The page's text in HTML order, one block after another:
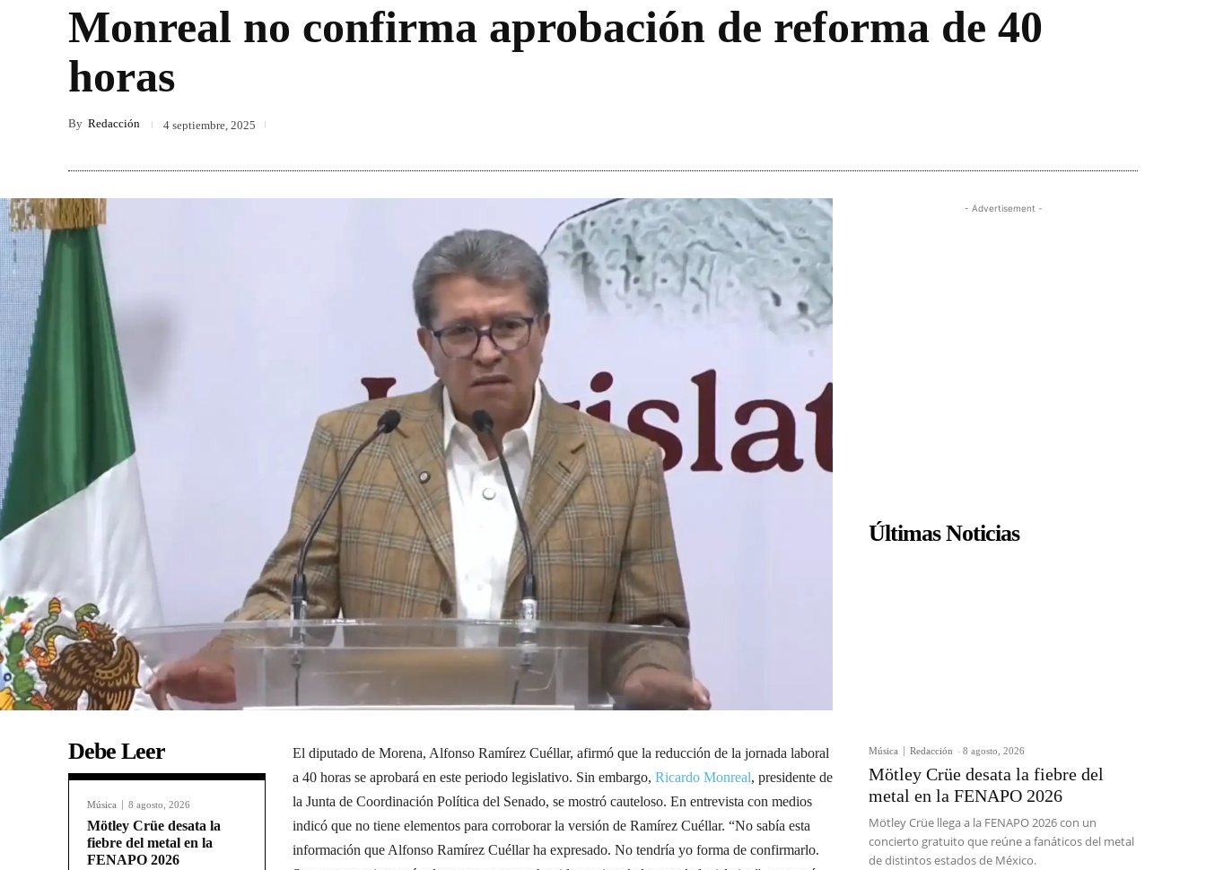
Monreal no confirma aprobación de reforma de 40
horas
By Redacción 4 septiembre, 2025
Debe Leer
Música 8 agosto, 2026
Mötley Crüe desata la
fiebre del metal en la
FENAPO 2026
El diputado de Morena, Alfonso Ramírez Cuéllar, afirmó que la reducción de la jornada laboral
a 40 horas se aprobará en este periodo legislativo. Sin embargo, Ricardo Monreal, presidente de
la Junta de Coordinación Política del Senado, se mostró cauteloso. En entrevista con medios
indicó que no tiene elementos para corroborar la versión de Ramírez Cuéllar. “No sabía esta
información que Alfonso Ramírez Cuéllar ha expresado. No tendría yo forma de confirmarlo.
- Advertisement -
Últimas Noticias
Música Redacción - 8 agosto, 2026
Mötley Crüe desata la fiebre del
metal en la FENAPO 2026
Mötley Crüe llega a la FENAPO 2026 con un
concierto gratuito que reúne a fanáticos del metal
de distintos estados de México.